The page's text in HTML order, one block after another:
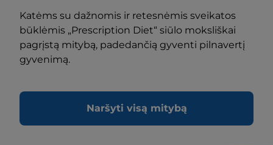
Katėms su dažnomis ir retesnėmis sveikatos
būklėmis „Prescription Diet“ siūlo moksliškai
pagrįstą mitybą, padedančią gyventi pilnavertį
gyvenimą.
Naršyti visą mitybą